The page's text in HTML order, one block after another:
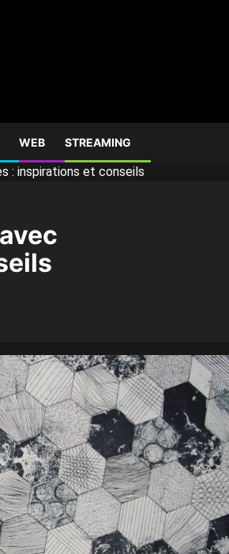
WEB STREAMING
: inspirations et conseils